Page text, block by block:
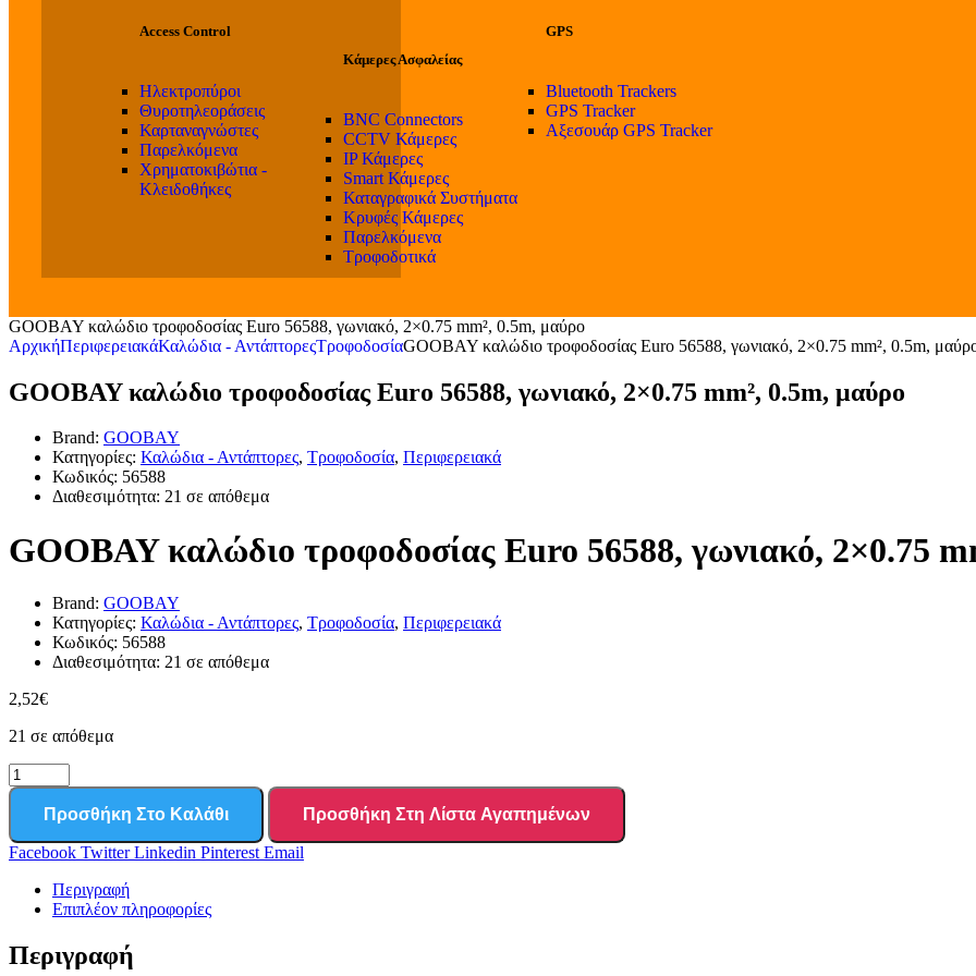
Access Control
Ηλεκτροπύροι
Θυροτηλεοράσεις
Καρταναγνώστες
Παρελκόμενα
Χρηματοκιβώτια -
Κλειδοθήκες
Κάμερες Ασφαλείας
BNC Connectors
CCTV Κάμερες
IP Κάμερες
Smart Κάμερες
Καταγραφικά Συστήματα
Κρυφές Κάμερες
Παρελκόμενα
Τροφοδοτικά
GPS
Bluetooth Trackers
GPS Tracker
Αξεσουάρ GPS Tracker
GOOBAY καλώδιο τροφοδοσίας Euro 56588, γωνιακό, 2×0.75 mm², 0.5m, μαύρο
ΑρχικήΠεριφερειακάΚαλώδια - ΑντάπτορεςΤροφοδοσίαGOOBAY καλώδιο τροφοδοσίας Euro 56588, γωνιακό, 2×0.75 mm², 0.5m,
GOOBAY καλώδιο τροφοδοσίας Euro 56588, γωνιακό, 2×0.75 mm², 0.5m, μαύρο
Brand: GOOBAY
Κατηγορίες: Καλώδια - Αντάπτορες, Τροφοδοσία, Περιφερειακά
Κωδικός: 56588
Διαθεσιμότητα: 21 σε απόθεμα
GOOBAY καλώδιο τροφοδοσίας Euro 56588, γωνιακό, 2×0.75
Brand: GOOBAY
Κατηγορίες: Καλώδια - Αντάπτορες, Τροφοδοσία, Περιφερειακά
Κωδικός: 56588
Διαθεσιμότητα: 21 σε απόθεμα
2,52€
21 σε απόθεμα
Προσθήκη Στο Καλάθι Προσθήκη Στη Λίστα Αγαπημένων
Facebook Twitter Linkedin Pinterest Email
Περιγραφή
Επιπλέον πληροφορίες
Περιγραφή